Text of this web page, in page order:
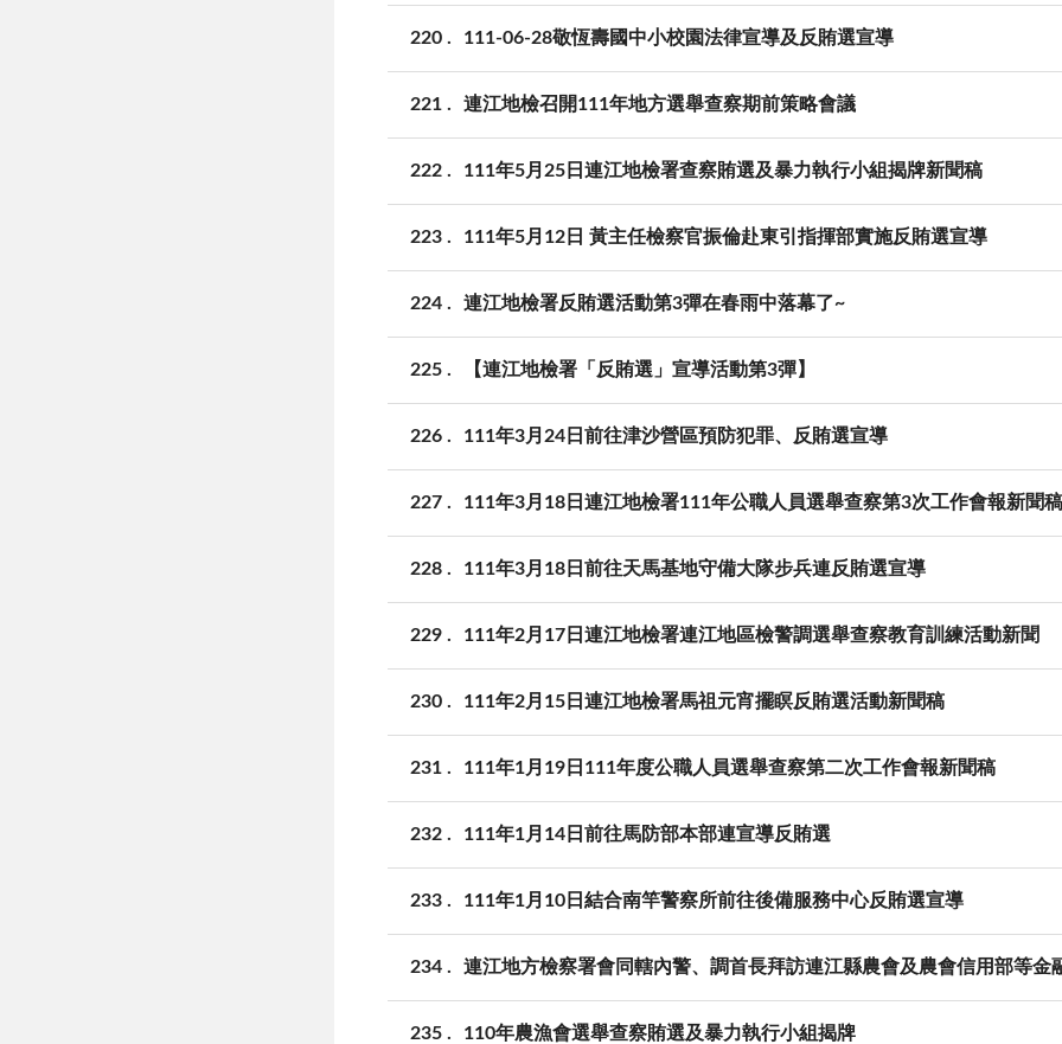
220 111-06-28敬恆壽國中小校園法律宣導及反賄選宣導
221 連江地檢召開111年地方選舉查察期前策略會議
222 111年5月25日連江地檢署查察賄選及暴力執行小組揭牌新聞稿
223 111年5月12日 黃主任檢察官振倫赴東引指揮部實施反賄選宣導
224 連江地檢署反賄選活動第3彈在春雨中落幕了~
225 【連江地檢署「反賄選」宣導活動第3彈】
226 111年3月24日前往津沙營區預防犯罪、反賄選宣導
227 111年3月18日連江地檢署111年公職人員選舉查察第3次工作會報新聞稿
228 111年3月18日前往天馬基地守備大隊步兵連反賄選宣導
229 111年2月17日連江地檢署連江地區檢警調選舉查察教育訓練活動新聞
230 111年2月15日連江地檢署馬祖元宵擺瞑反賄選活動新聞稿
231 111年1月19日111年度公職人員選舉查察第二次工作會報新聞稿
232 111年1月14日前往馬防部本部連宣導反賄選
233 111年1月10日結合南竿警察所前往後備服務中心反賄選宣導
234 連江地方檢察署會同轄內警、調首長拜訪連江縣農會及農會信用部等金
235 110年農漁會選舉查察賄選及暴力執行小組揭牌